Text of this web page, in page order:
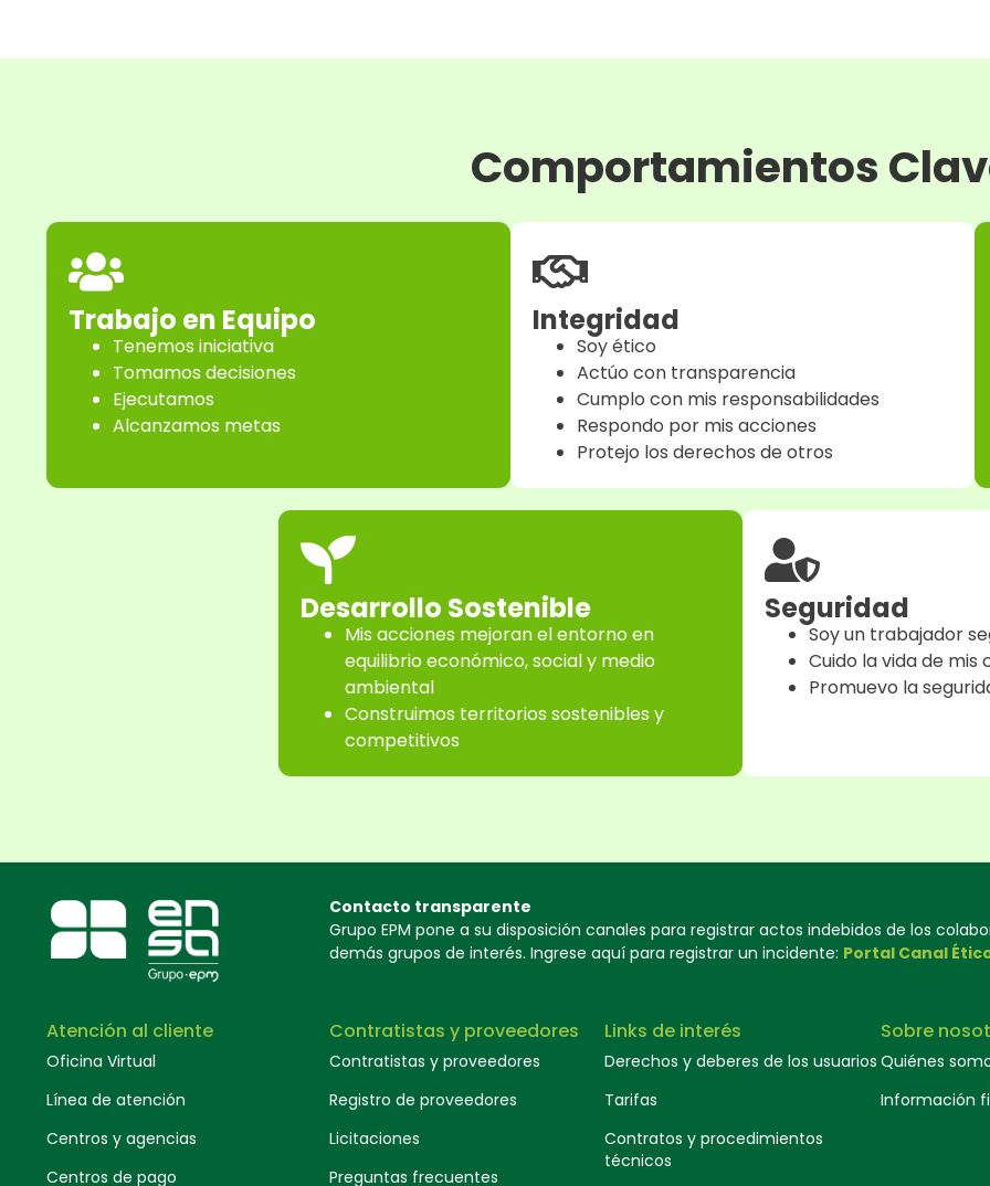
Comportamientos
Trabajo en Equipo
Tenemos iniciativa
Tomamos decisiones
Ejecutamos
Alcanzamos metas
Integridad
Soy ético
Actúo con transparencia
Cumplo con mis responsabilidades
Respondo por mis acciones
Protejo los derechos de otros
Desarrollo Sostenible
Mis acciones mejoran el entorno en
equilibrio económico, social y medio
ambiental
Construimos territorios sostenibles y
competitivos
Seguridad
Soy un trabajador
Cuido la vida de mis
Promuevo la
Contacto transparente
Grupo EPM pone a su disposición canales para registrar actos indebidos de los
demás grupos de interés. Ingrese aquí para registrar un incidente: Portal Canal
Atención al cliente
Oficina Virtual
Línea de atención
Centros y agencias
Centros de pago
Contratistas y proveedores
Contratistas y proveedores
Registro de proveedores
Licitaciones
Preguntas frecuentes
Links de interés
Derechos y deberes de los usuarios
Tarifas
Contratos y procedimientos
técnicos
Sobre
Quiénes
Información